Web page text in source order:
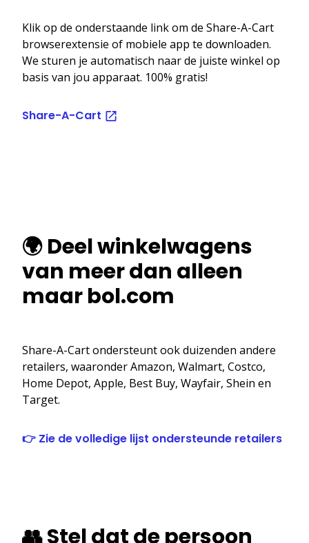
Klik op de onderstaande link om de Share-A-Cart
browserextensie of mobiele app te downloaden.
We sturen je automatisch naar de juiste winkel op
basis van jou apparaat. 100% gratis!
Share-A-Cart
🌍 Deel winkelwagens
van meer dan alleen
maar bol.com
Share-A-Cart ondersteunt ook duizenden andere
retailers, waaronder Amazon, Walmart, Costco,
Home Depot, Apple, Best Buy, Wayfair, Shein en
Target.
👉 Zie de volledige lijst ondersteunde retailers
👥 Stel dat de persoon